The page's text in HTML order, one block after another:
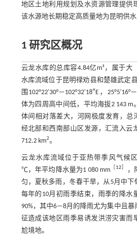
地区土地利用规划及水资源管理提供
该水源地长期稳定高质量地为昆明供水
1 研究区概况
云龙水库的总库容4.84亿m³，属于大
水库流域位于昆明禄劝县和楚雄武定
围102°22′30°—102°32′18″E，
体为四周高中间低，平均海拔2 143 m
体间相对落差大，河网极度发育，总
经北部和西南部山区发源，汇流入云
712.2 km2。
云龙水库流域位于亚热带季风气候
℃，年平均降水量为1 080 mm ［12］
，
匀，夏秋多雨，冬春干旱，从5月中下
每年的10月初雨季结束，雨季的降水
90%，其中6—8月的降雨尤为集中且
征造成该地区雨季易诱发洪涝灾害而
尬境地。